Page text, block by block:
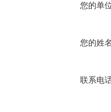
您的单
您的姓
联系电